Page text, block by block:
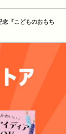
『こどものおもち